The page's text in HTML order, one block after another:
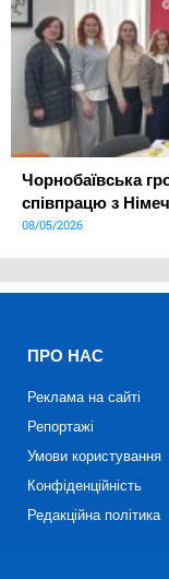
Чорнобаївська
співпрацю з
08/05/2026
ПРО НАС
Реклама на сайті
Репортажі
Умови користування
Конфіденційність
Редакційна політика